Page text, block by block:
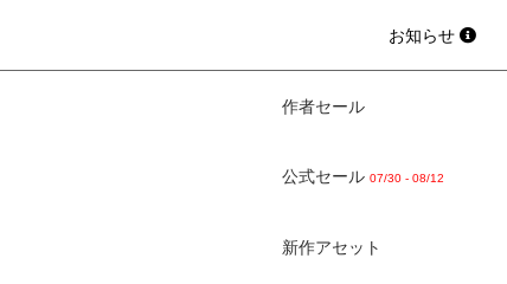
お知らせ
作者セール
公式セール 07/30 - 08/12
新作アセット